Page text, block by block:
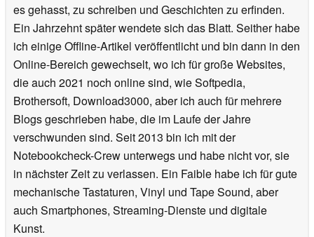
es gehasst, zu schreiben und Geschichten zu erfinden.
Ein Jahrzehnt später wendete sich das Blatt. Seither habe
ich einige Offline-Artikel veröffentlicht und bin dann in den
Online-Bereich gewechselt, wo ich für große Websites,
die auch 2021 noch online sind, wie Softpedia,
Brothersoft, Download3000, aber ich auch für mehrere
Blogs geschrieben habe, die im Laufe der Jahre
verschwunden sind. Seit 2013 bin ich mit der
Notebookcheck-Crew unterwegs und habe nicht vor, sie
in nächster Zeit zu verlassen. Ein Faible habe ich für gute
mechanische Tastaturen, Vinyl und Tape Sound, aber
auch Smartphones, Streaming-Dienste und digitale
Kunst.